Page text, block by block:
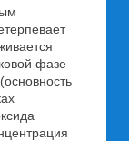
фазе